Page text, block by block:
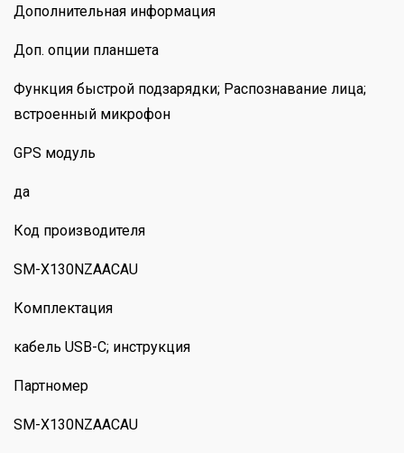
Дополнительная информация
Доп. опции планшета
Функция быстрой подзарядки; Распознавание лица;
встроенный микрофон
GPS модуль
да
Код производителя
SM-X130NZAACAU
Комплектация
кабель USB-C; инструкция
Партномер
SM-X130NZAACAU